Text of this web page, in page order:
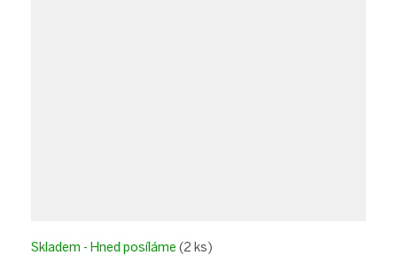
Skladem - Hned posíláme (2 ks)